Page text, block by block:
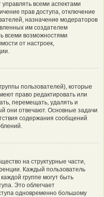
всеми аспектами
прав доступа, отключение
назначение модераторов
им создателем
всеми возможностями
от настроек,
пользователей), которые
право редактировать или
перемещать, удалять и
они отвечают. Основные задачи
содержания сообщений
на структурные части,
Каждый пользователь
группе могут быть
Это облегчает
одновременно большому